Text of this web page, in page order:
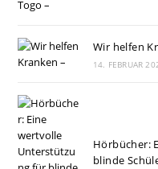
Wir helfen
14. FEBRUAR
Hörbücher:
blinde